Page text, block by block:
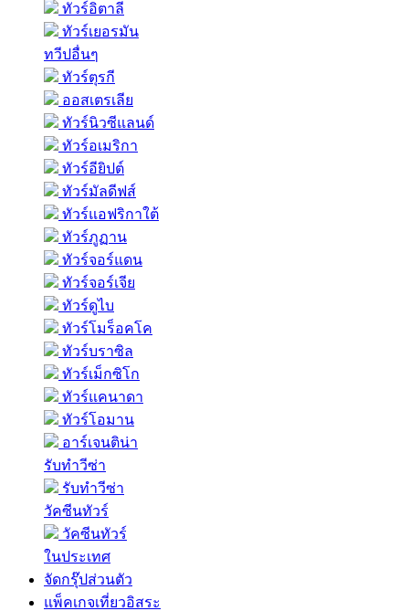
ทัวร์อิตาลี
ทัวร์เยอรมัน
ทวีปอื่นๆ
ทัวร์ตุรกี
ออสเตรเลีย
ทัวร์นิวซีแลนด์
ทัวร์อเมริกา
ทัวร์อียิปต์
ทัวร์มัลดีฟส์
ทัวร์แอฟริกาใต้
ทัวร์ภูฏาน
ทัวร์จอร์แดน
ทัวร์จอร์เจีย
ทัวร์ดูไบ
ทัวร์โมร็อคโค
ทัวร์บราซิล
ทัวร์เม็กซิโก
ทัวร์แคนาดา
ทัวร์โอมาน
อาร์เจนติน่า
รับทำวีซ่า
รับทำวีซ่า
วัคซีนทัวร์
วัคซีนทัวร์
ในประเทศ
จัดกรุ๊ปส่วนตัว
แพ็คเกจเที่ยวอิสระ